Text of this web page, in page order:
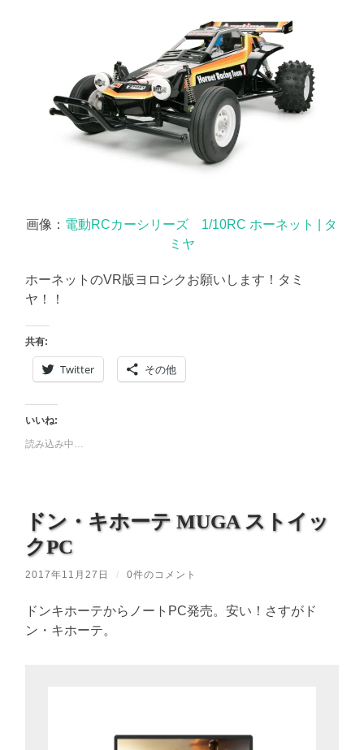
画像： 電動RCカーシリーズ 1/10RC ホーネット | タ
ミヤ
ホーネットのVR版ヨロシクお願いします！タミ
ヤ！！
共有:
Twitter その他
いいね:
読み込み中…
ドン・キホーテ MUGA ストイッ
クPC
2017年11月27日 / 0件のコメント
ドンキホーテからノートPC発売。安い！さすがド
ン・キホーテ。